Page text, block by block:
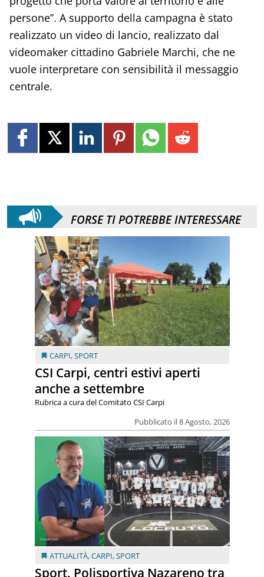
persone”. A supporto della campagna è stato
realizzato un video di lancio, realizzato dal
videomaker cittadino Gabriele Marchi, che ne
vuole interpretare con sensibilità il messaggio
centrale.
FORSE TI POTREBBE INTERESSARE
CARPI,SPORT
CSI Carpi, centri estivi aperti
anche a settembre
Pubblicato il 8 Agosto, 2026
Rubrica a cura del Comitato CSI Carpi
ATTUALITÀ,CARPI,SPORT
Sport. Polisportiva Nazareno tra